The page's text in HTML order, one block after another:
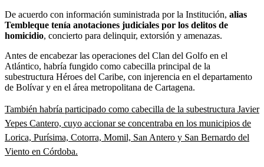
De acuerdo con información suministrada por la Institución, alias
Tembleque tenía anotaciones judiciales por los delitos de
homicidio, concierto para delinquir, extorsión y amenazas.
Antes de encabezar las operaciones del Clan del Golfo en el
Atlántico, habría fungido como cabecilla principal de la
subestructura Héroes del Caribe, con injerencia en el departamento
de Bolívar y en el área metropolitana de Cartagena.
También habría participado como cabecilla de la subestructura Javier
Yepes Cantero, cuyo accionar se concentraba en los municipios de
Lorica, Purísima, Cotorra, Momil, San Antero y San Bernardo del
Viento en Córdoba.